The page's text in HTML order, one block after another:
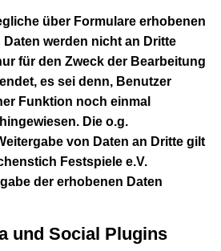
über Formulare erhobenen
werden nicht an Dritte
für den Zweck der Bearbeitung
es sei denn, Benutzer
Funktion noch einmal
Die o.g.
von Daten an Dritte gilt
Festspiele e.V.
der erhobenen Daten
und Social Plugins